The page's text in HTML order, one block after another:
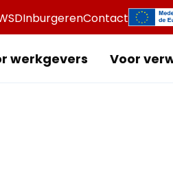
InburgerenContact
werkgevers Voor